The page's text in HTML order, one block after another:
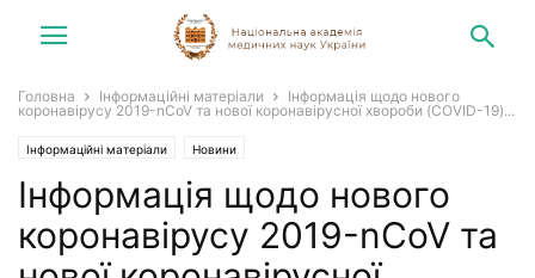
Головна Інформаційні матеріали
Інформація щодо нового
коронавірусу 2019-nCoV та нової коронавірусної хвороби (COVID-19)...
Інформаційні матеріали Новини
Інформація щодо нового
коронавірусу 2019-nCoV та